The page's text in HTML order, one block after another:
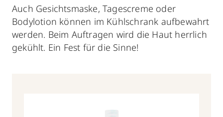
Auch Gesichtsmaske, Tagescreme oder
Bodylotion können im Kühlschrank aufbewahrt
werden. Beim Auftragen wird die Haut herrlich
gekühlt. Ein Fest für die Sinne!